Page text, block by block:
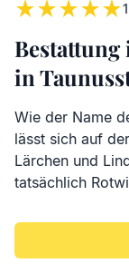
in
Wie der Name
lässt sich auf
Lärchen und
tatsächlich